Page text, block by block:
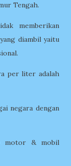
Tengah.
memberikan
diambil yaitu
per liter adalah
negara dengan
motor & mobil